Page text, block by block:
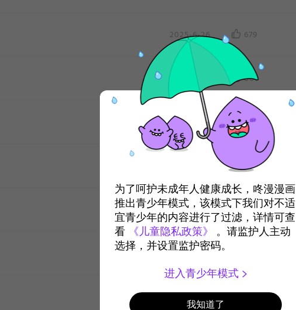
作
like
2025-6-26 679
2025-6-19 801
2025-6-12 750
862
2025-5-29 799
2025-5-22
2025-5-15
为了呵护未成年人健康成长，咚漫漫画
推出青少年模式，该模式下我们对不适
宜青少年的内容进行了过滤，详情可查
看
《儿童隐私政策》
。请监护人主动
选择，并设置监护密码。
进入青少年模式
我知道了